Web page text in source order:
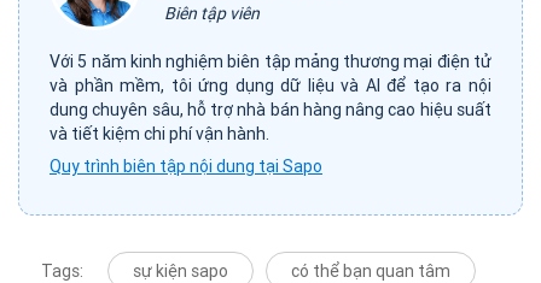
Biên tập viên
Với 5 năm kinh nghiệm biên tập mảng thương mại điện tử
và phần mềm, tôi ứng dụng dữ liệu và AI để tạo ra nội
dung chuyên sâu, hỗ trợ nhà bán hàng nâng cao hiệu suất
và tiết kiệm chi phí vận hành.
Quy trình biên tập nội dung tại Sapo
Tags: sự kiện sapo có thể bạn quan tâm